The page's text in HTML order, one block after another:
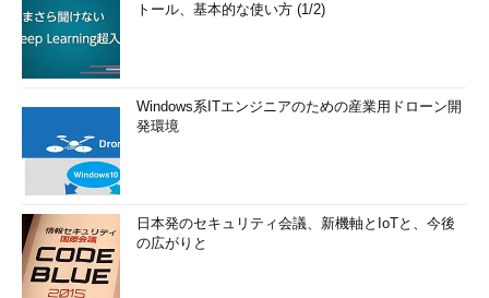
トール、基本的な使い方 (1/2)
Windows系ITエンジニアのための産業用ドローン開
発環境
日本発のセキュリティ会議、新機軸とIoTと、今後
の広がりと